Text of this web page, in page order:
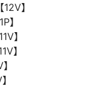
】
】
】
】